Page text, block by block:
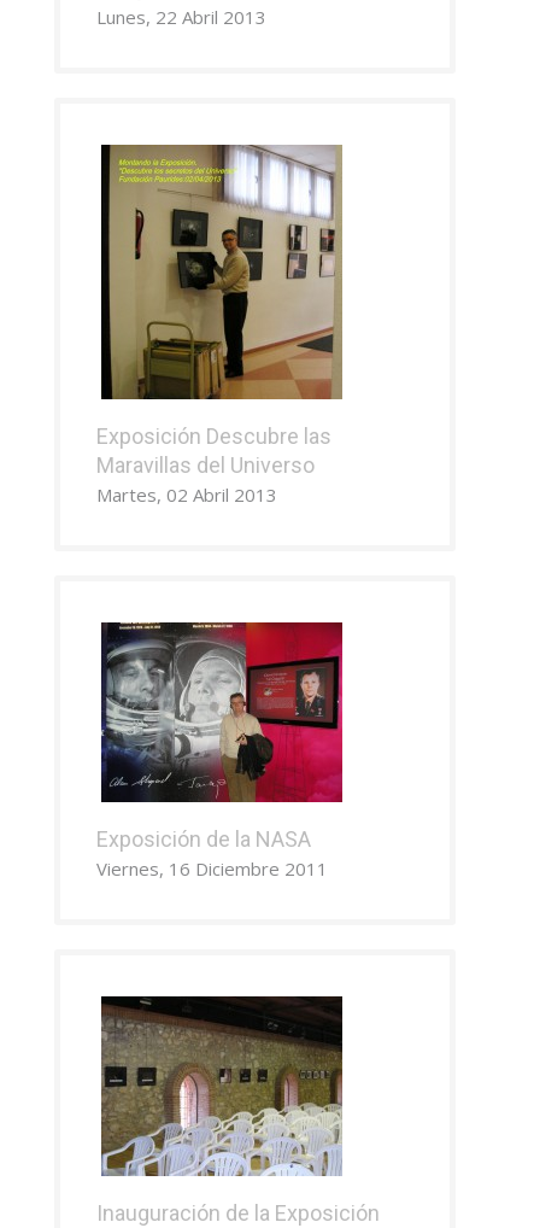
Lunes, 22 Abril 2013
Exposición Descubre las
Maravillas del Universo
Martes, 02 Abril 2013
Exposición de la NASA
Viernes, 16 Diciembre 2011
Inauguración de la Exposición